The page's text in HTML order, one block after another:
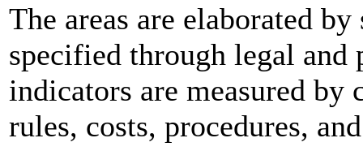
The areas are elaborated
specified through legal
indicators are measured by
rules, costs, procedures,